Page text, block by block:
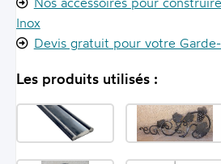
Inox
Devis gratuit pour votre
Les produits utilisés :